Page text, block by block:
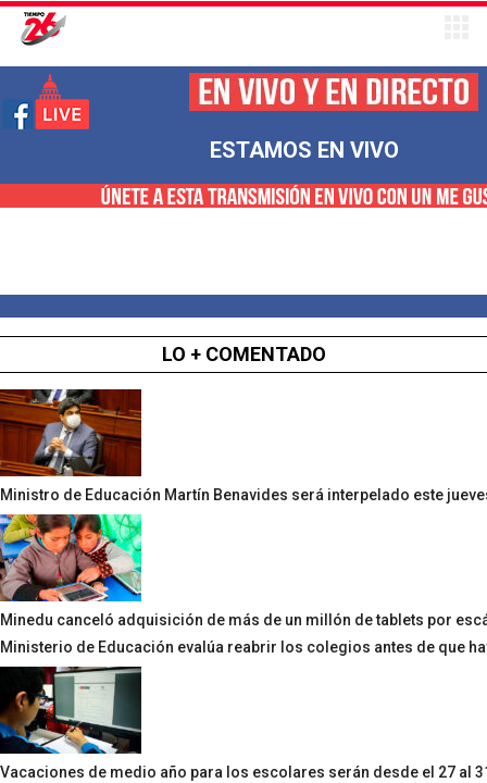
ESTAMOS EN VIVO
LO + COMENTADO
Ministro de Educación Martín Benavides será interpelado este
Minedu canceló adquisición de más de un millón de tablets por
Ministerio de Educación evalúa reabrir los colegios antes de que
Vacaciones de medio año para los escolares serán desde el 27 al